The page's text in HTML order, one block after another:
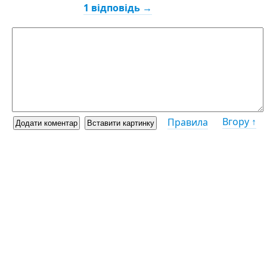
1 відповідь →
Правила Вгору ↑